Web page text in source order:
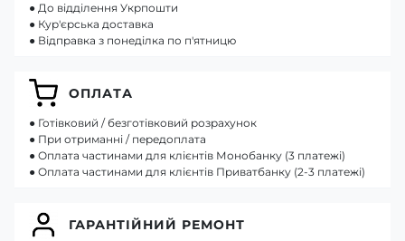
● До відділення Укрпошти
● Кур'єрська доставка
● Відправка з понеділка по п'ятницю
ОПЛАТА
● Готівковий / безготівковий розрахунок
● При отриманні / передоплата
● Оплата частинами для клієнтів Монобанку (3 платежі)
● Оплата частинами для клієнтів Приватбанку (2-3 платежі)
ГАРАНТІЙНИЙ РЕМОНТ